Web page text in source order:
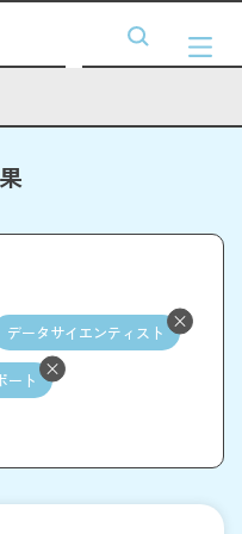
データサイエンティスト
ート